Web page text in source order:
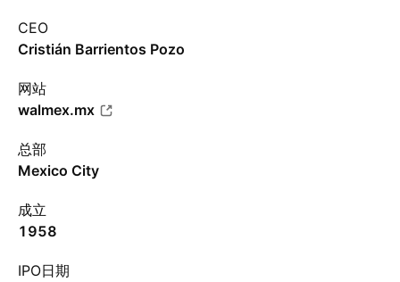
CEO
Cristián Barrientos Pozo
网站
walmex.mx
总部
Mexico City
成立
1958
IPO日期